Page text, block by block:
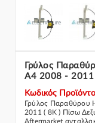
Γρύλος
A4 2008 - 2011
Κωδικός
Γρύλος Παραθύρου
2011 ( 8K ) Πίσω
Aftermarket